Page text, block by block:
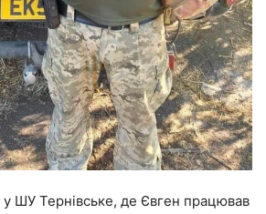
ШУ Тернівське, де Євген працював